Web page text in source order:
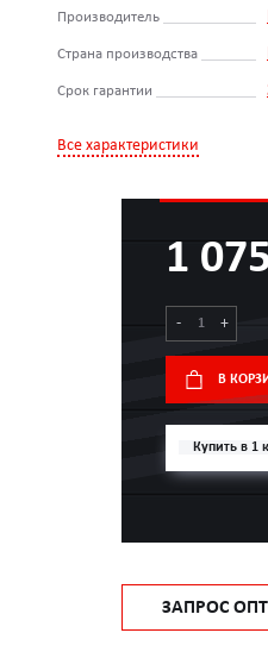
Производитель
Страна производства
Срок гарантии
Все характеристики
1
- +
В
Купить в 1
ЗАПРОС